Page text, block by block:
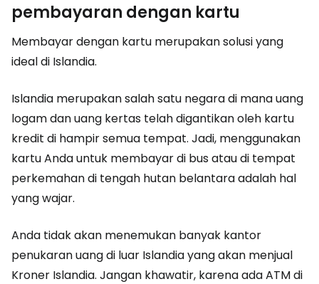
pembayaran dengan kartu
Membayar dengan kartu merupakan solusi yang
ideal di Islandia.
Islandia merupakan salah satu negara di mana uang
logam dan uang kertas telah digantikan oleh kartu
kredit di hampir semua tempat. Jadi, menggunakan
kartu Anda untuk membayar di bus atau di tempat
perkemahan di tengah hutan belantara adalah hal
yang wajar.
Anda tidak akan menemukan banyak kantor
penukaran uang di luar Islandia yang akan menjual
Kroner Islandia. Jangan khawatir, karena ada ATM di